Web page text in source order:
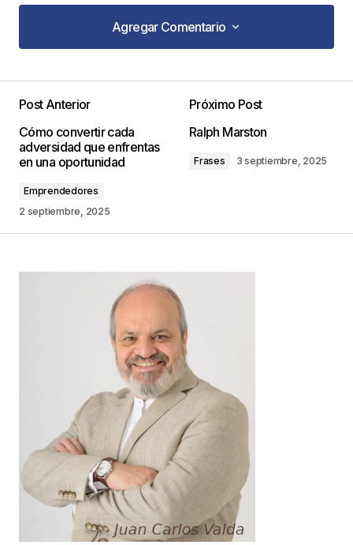
Agregar Comentario
Agregar Comentario
publicada. Los campos obligatorios están
marcados con*
Comentario
*
Guarda mi nombre, correo electrónico y web en
este navegador para la próxima vez que
comente.
Este sitio esta protegido por
reCAPTCHA y laPolítica de
privacidady losTérminos del servicio
de Google se aplican.
Post Anterior
Cómo convertir cada
adversidad que enfrentas
en una oportunidad
Emprendedores
2 septiembre, 2025
Próximo Post
Ralph Marston
Frases 3 septiembre, 2025